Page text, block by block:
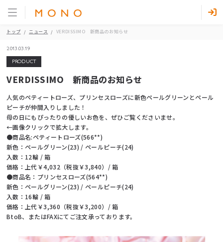
トップ ニュース VERDISSIMO 新商品のお知らせ
2013.03.19
PRODUCT
VERDISSIMO 新商品のお知らせ
人気のペティートローズ、プリンセスローズに新色ペールグリーンとペール
ピーチが仲間入りしました！
母の日にもぴったりの優しいお色を、ぜひご覧くださいませ。
←画像クリックで拡大します。
●商品名:ペティートローズ(566**)
新色：ペールグリーン(23) / ペールピーチ(24)
入数：12輪 / 箱
価格：上代￥4,032（税抜￥3,840）/ 箱
●商品名：プリンセスローズ(564**)
新色：ペールグリーン(23) / ペールピーチ(24)
入数：16輪 / 箱
価格：上代￥3,360（税抜￥3,200）/ 箱
BtoB、またはFAXにてご注文承っております。